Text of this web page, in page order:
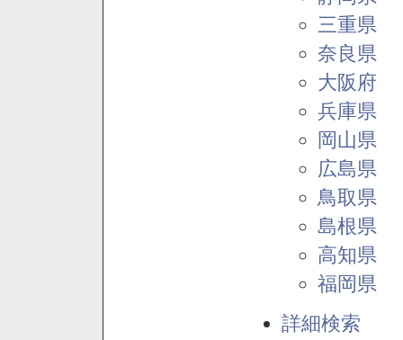
三重県
奈良県
大阪府
兵庫県
岡山県
広島県
鳥取県
島根県
高知県
福岡県
詳細検索